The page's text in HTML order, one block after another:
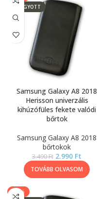
ELFOGYOTT
Samsung Galaxy A8 2018
Herisson univerzális
kihúzófüles fekete valódi
bőrtok
Samsung Galaxy A8 2018
bőrtokok
3.490Ft 2.990 Ft
TOVÁBB OLVASOM
-14%